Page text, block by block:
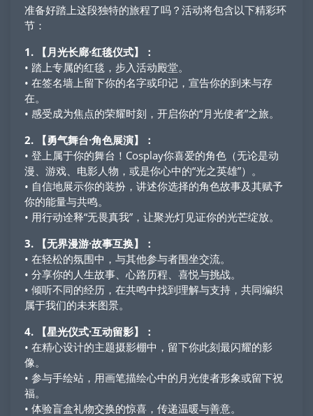
准备好踏上这段独特的旅程了吗？活动将包含以下精彩环
节：
1. 【月光长廊·红毯仪式】：
• 踏上专属的红毯，步入活动殿堂。
• 在签名墙上留下你的名字或印记，宣告你的到来与存
在。
• 感受成为焦点的荣耀时刻，开启你的“月光使者”之旅。
2. 【勇气舞台·角色展演】：
• 登上属于你的舞台！Cosplay你喜爱的角色（无论是动
漫、游戏、电影人物，或是你心中的“光之英雄”）。
• 自信地展示你的装扮，讲述你选择的角色故事及其赋予
你的能量与共鸣。
• 用行动诠释“无畏真我”，让聚光灯见证你的光芒绽放。
3. 【无界漫游·故事互换】：
• 在轻松的氛围中，与其他参与者围坐交流。
• 分享你的人生故事、心路历程、喜悦与挑战。
• 倾听不同的经历，在共鸣中找到理解与支持，共同编织
属于我们的未来图景。
4. 【星光仪式·互动留影】：
• 在精心设计的主题摄影棚中，留下你此刻最闪耀的影
像。
• 参与手绘站，用画笔描绘心中的月光使者形象或留下祝
福。
• 体验盲盒礼物交换的惊喜，传递温暖与善意。